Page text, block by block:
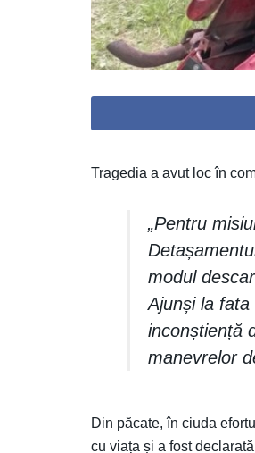
Tragedia a avut loc în
„Pentru
modul
Ajunși la
inconștiență
manevrelor
Din păcate, în ciuda
cu viața și a fost